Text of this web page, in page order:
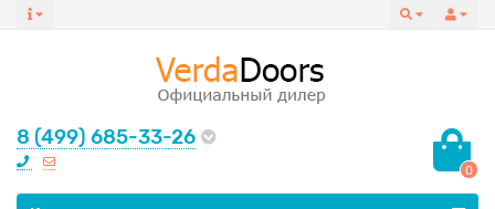
8 (499) 685-33-26
0